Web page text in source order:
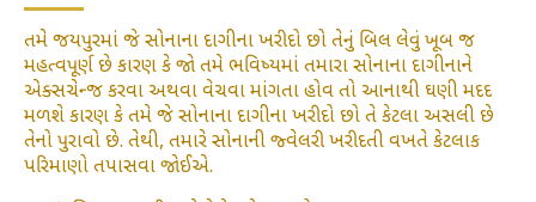
તમે જયપુરમાં જે સોનાના દાગીના ખરીદો છો તેનું બિલ લેવું ખૂબ જ
મહત્વપૂર્ણ છે કારણ કે જો તમે ભવિષ્યમાં તમારા સોનાના દાગીનાને
એક્સચેન્જ કરવા અથવા વેચવા માંગતા હોવ તો આનાથી ઘણી મદદ
મળશે કારણ કે તમે જે સોનાના દાગીના ખરીદો છો તે કેટલા અસલી છે
તેનો પુરાવો છે. તેથી, તમારે સોનાની જ્વેલરી ખરીદતી વખતે કેટલાક
પરિમાણો તપાસવા જોઈએ.